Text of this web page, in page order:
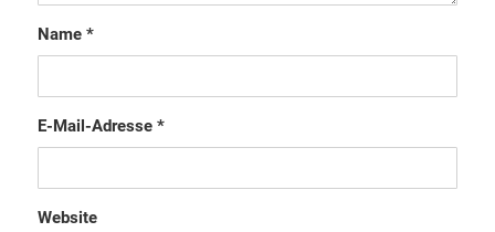
Name *
E-Mail-Adresse *
Website